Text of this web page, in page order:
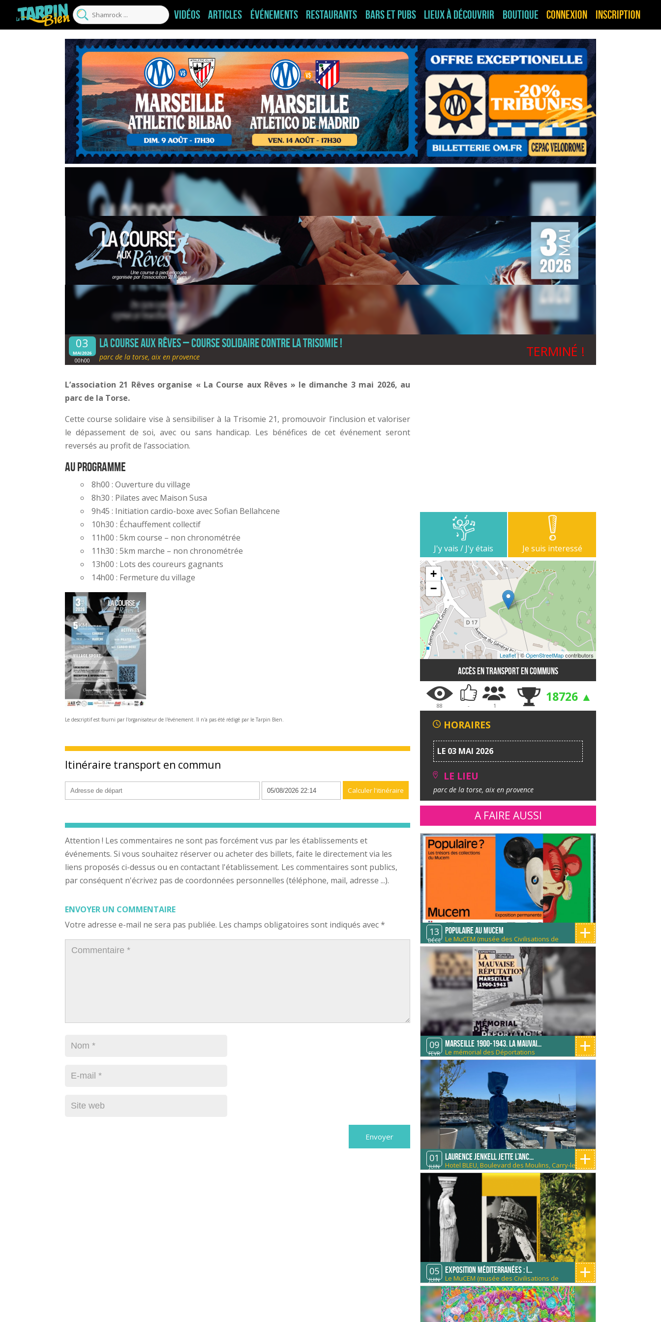
Vidéos Articles Événements Restaurants Bars et pubs Lieux à découvrir Boutique Connexion Inscription
03
MAI2026
00h00
La Course aux Rêves – Course solidaire contre la trisomie ! TERMINÉ !
parc de la torse, aix en provence
L’association 21 Rêves organise « La Course aux Rêves » le dimanche 3 mai 2026, au
parc de la Torse.
Cette course solidaire vise à sensibiliser à la Trisomie 21, promouvoir l’inclusion et valoriser
le dépassement de soi, avec ou sans handicap. Les bénéfices de cet événement seront
reversés au profit de l’association.
Au programme
8h00 : Ouverture du village
8h30 : Pilates avec Maison Susa
9h45 : Initiation cardio-boxe avec Sofian Bellahcene
10h30 : Échauffement collectif
11h00 : 5km course – non chronométrée
11h30 : 5km marche – non chronométrée
13h00 : Lots des coureurs gagnants
14h00 : Fermeture du village
Le descriptif est fourni par l'organisateur de l'événement. Il n'a pas été rédigé par le Tarpin Bien.
Itinéraire transport en commun
Attention ! Les commentaires ne sont pas forcément vus par les établissements et
événements. Si vous souhaitez réserver ou acheter des billets, faite le directement via les
liens proposés ci-dessus ou en contactant l'établissement. Les commentaires sont publics,
par conséquent n'écrivez pas de coordonnées personnelles (téléphone, mail, adresse ...).
ENVOYER UN COMMENTAIRE
Votre adresse e-mail ne sera pas publiée. Les champs obligatoires sont indiqués avec*
J'y vais / J'y étais Je suis interessé
+
−
Leaflet| ©OpenStreetMapcontributors
Accès en transport en communs
88 - 1
18726 ▲
HORAIRES
LE 03 MAI 2026
LE LIEU
parc de la torse, aix en provence
A FAIRE AUSSI
13
DÉCE
Populaire au MUCEM
Le MuCEM (musée des Civilisations de
l'Europe et de la Méditerranée)
+
09
FEVR
Marseille 1900-1943. La mauvai...
Le mémorial des Déportations +
01
JUIN
Laurence Jenkell jette l’anc...
Hotel BLEU, Boulevard des Moulins, Carry-le-
Rouet, France
+
05
JUIN
Exposition Méditerranées : I...
Le MuCEM (musée des Civilisations de
l'Europe et de la Méditerranée)
+